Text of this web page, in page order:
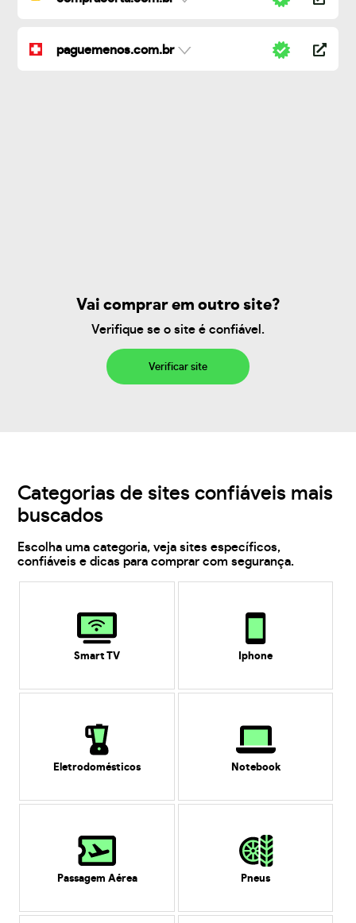
paguemenos.com.br
Vai comprar em outro site?
Verifique se o site é confiável.
Verificar site
Categorias de sites confiáveis mais
buscados
Escolha uma categoria, veja sites específicos,
confiáveis e dicas para comprar com segurança.
Smart TV Iphone
Eletrodomésticos Notebook
Passagem Aérea Pneus